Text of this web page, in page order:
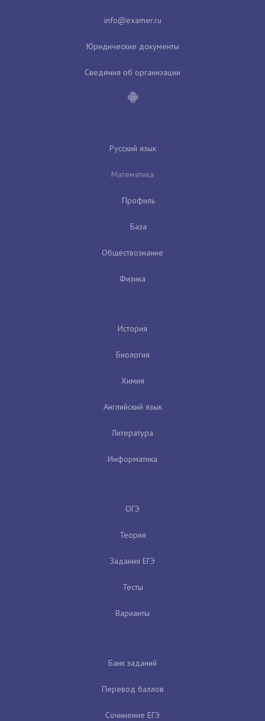
Юридические документы
Сведения об организации
Русский язык
Математика
Профиль
База
Обществознание
Физика
История
Биология
Химия
Английский язык
Литература
Информатика
ОГЭ
Теория
Задания ЕГЭ
Тесты
Варианты
Банк заданий
Перевод баллов
Сочинение ЕГЭ